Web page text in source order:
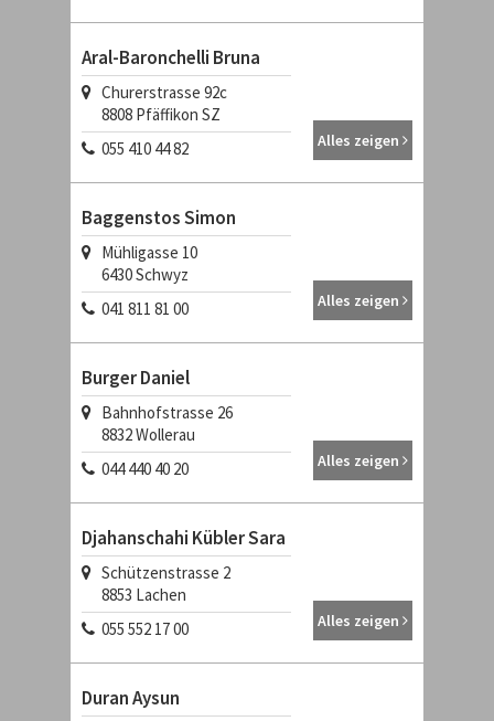
Aral-Baronchelli Bruna
Churerstrasse 92c
8808 Pfäffikon SZ
055 410 44 82
Alles zeigen
Baggenstos Simon
Mühligasse 10
6430Schwyz
041 811 81 00
Alles zeigen
Burger Daniel
Bahnhofstrasse 26
8832Wollerau
044 440 40 20
Alles zeigen
Djahanschahi Kübler Sara
Schützenstrasse 2
8853 Lachen
055 552 17 00
Alles zeigen
Duran Aysun